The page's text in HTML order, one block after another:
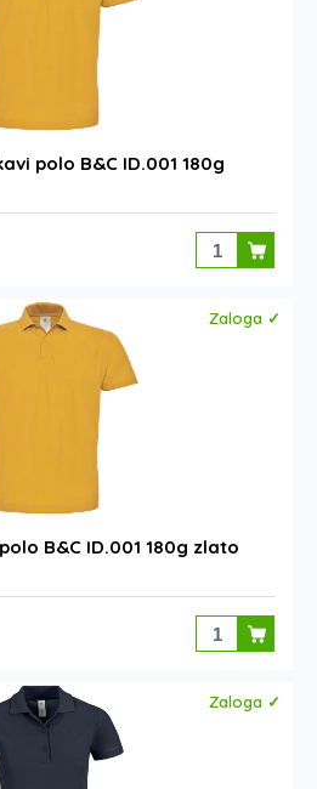
polo B&C ID.001 180g
Zaloga ✓
B&C ID.001 180g zlato
Zaloga ✓